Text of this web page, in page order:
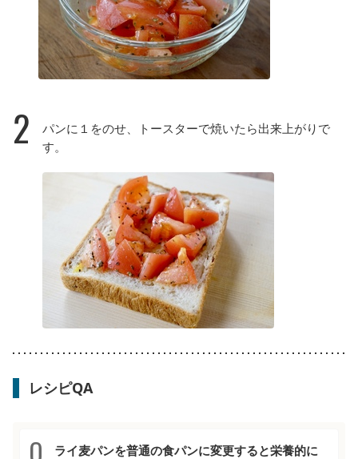
2
パンに１をのせ、トースターで焼いたら出来上がりで
す。
レシピQA
ライ麦パンを普通の食パンに変更すると栄養的に